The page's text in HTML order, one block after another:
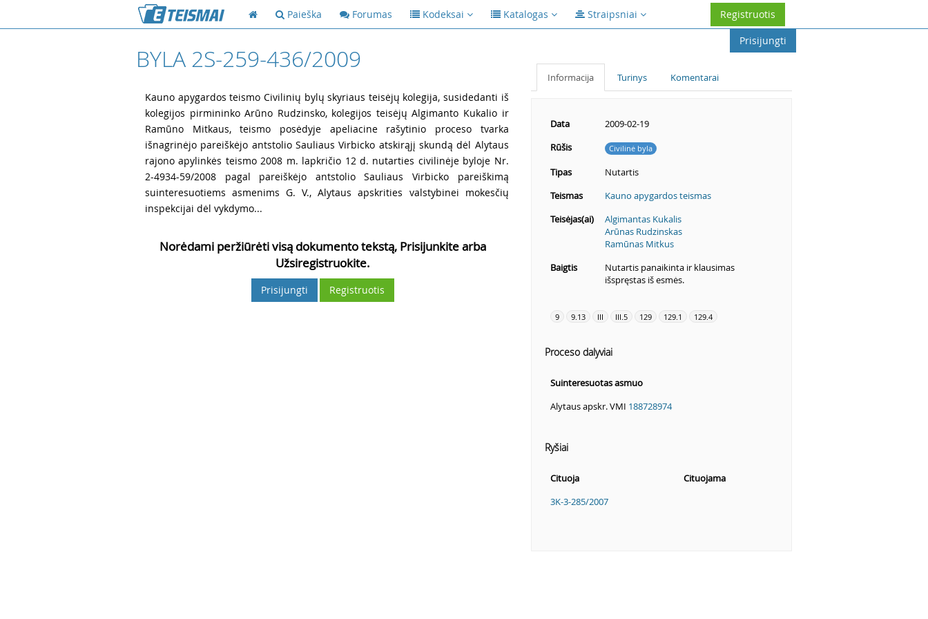
Paieška Forumas Kodeksai Katalogas Straipsniai
Registruotis
Prisijungti
BYLA 2S-259-436/2009
Kauno apygardos teismo Civilinių bylų skyriaus teisėjų kolegija, susidedanti iš
kolegijos pirmininko Arūno Rudzinsko, kolegijos teisėjų Algimanto Kukalio ir
Ramūno Mitkaus, teismo posėdyje apeliacine rašytinio proceso tvarka
išnagrinėjo pareiškėjo antstolio Sauliaus Virbicko atskirąjį skundą dėl Alytaus
rajono apylinkės teismo 2008 m. lapkričio 12 d. nutarties civilinėje byloje Nr.
2-4934-59/2008 pagal pareiškėjo antstolio Sauliaus Virbicko pareiškimą
suinteresuotiems asmenims G. V., Alytaus apskrities valstybinei mokesčių
inspekcijai dėl vykdymo...
Norėdami peržiūrėti visą dokumento tekstą, Prisijunkite arba
Užsiregistruokite.
Prisijungti Registruotis
Informacija Turinys Komentarai
Data
2009-02-19
Rūšis
Civilinė byla
Tipas
Nutartis
Teismas
Kauno apygardos teismas
Teisėjas(ai)
Algimantas Kukalis
Arūnas Rudzinskas
Ramūnas Mitkus
Baigtis
Nutartis panaikinta ir klausimas
išspręstas iš esmės.
9 9.13 III III.5 129 129.1 129.4
Proceso dalyviai
Suinteresuotas asmuo
Alytaus apskr. VMI 188728974
Ryšiai
Cituoja
Cituojama
3K-3-285/2007